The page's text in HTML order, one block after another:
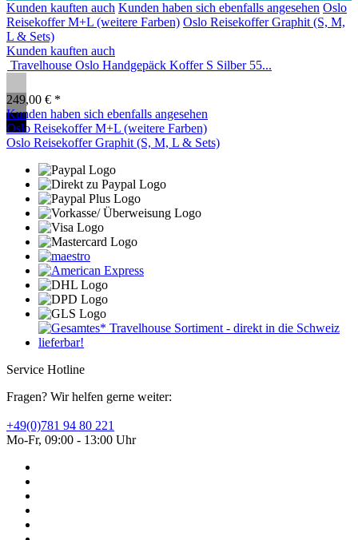
Kunden kauften auch Kunden haben sich ebenfalls angesehen Oslo
Reisekoffer M+L (weitere Farben) Oslo Reisekoffer Graphit (S, M,
L & Sets)
Kunden kauften auch
Travelhouse Oslo Handgepäck Koffer S Silber 55...
249,00 € *
Kunden haben sich ebenfalls angesehen
Oslo Reisekoffer M+L (weitere Farben)
Oslo Reisekoffer Graphit (S, M, L & Sets)
Service Hotline
Fragen? Wir helfen gerne weiter:
+49(0)781 94 80 221
Mo-Fr, 09:00 - 13:00 Uhr